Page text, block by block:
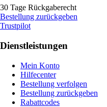
30 Tage Rückgaberecht
Bestellung zurückgeben
Trustpilot
Dienstleistungen
Mein Konto
Hilfecenter
Bestellung verfolgen
Bestellung zurückgeben
Rabattcodes